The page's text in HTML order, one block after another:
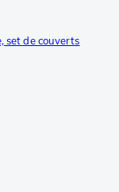
set de couverts